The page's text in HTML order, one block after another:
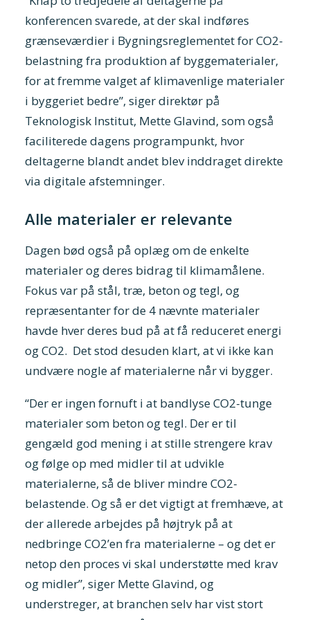
konferencen svarede, at der skal indføres
grænseværdier i Bygningsreglementet for CO2-
belastning fra produktion af byggematerialer,
for at fremme valget af klimavenlige materialer
i byggeriet bedre”, siger direktør på
Teknologisk Institut, Mette Glavind, som også
faciliterede dagens programpunkt, hvor
deltagerne blandt andet blev inddraget direkte
via digitale afstemninger.
Alle materialer er relevante
Dagen bød også på oplæg om de enkelte
materialer og deres bidrag til klimamålene.
Fokus var på stål, træ, beton og tegl, og
repræsentanter for de 4 nævnte materialer
havde hver deres bud på at få reduceret energi
og CO2. Det stod desuden klart, at vi ikke kan
undvære nogle af materialerne når vi bygger.
“Der er ingen fornuft i at bandlyse CO2-tunge
materialer som beton og tegl. Der er til
gengæld god mening i at stille strengere krav
og følge op med midler til at udvikle
materialerne, så de bliver mindre CO2-
belastende. Og så er det vigtigt at fremhæve, at
der allerede arbejdes på højtryk på at
nedbringe CO2’en fra materialerne – og det er
netop den proces vi skal understøtte med krav
og midler”, siger Mette Glavind, og
understreger, at branchen selv har vist stort